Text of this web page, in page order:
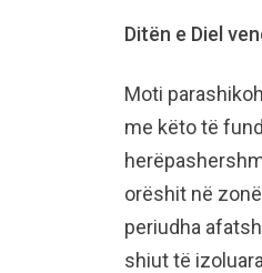
Ditën e Diel
Moti
me këto të
orëshit në
periudha
shiut të